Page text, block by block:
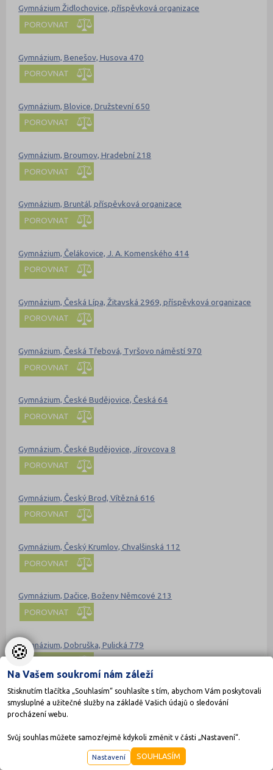
Gymnázium Židlochovice, příspěvková organizace
POROVNAT
Gymnázium, Benešov, Husova 470
POROVNAT
Gymnázium, Blovice, Družstevní 650
POROVNAT
Gymnázium, Broumov, Hradební 218
POROVNAT
Gymnázium, Bruntál, příspěvková organizace
POROVNAT
Gymnázium, Čelákovice, J. A. Komenského 414
POROVNAT
Gymnázium, Česká Lípa, Žitavská 2969, příspěvková organizace
POROVNAT
Gymnázium, Česká Třebová, Tyršovo náměstí 970
POROVNAT
Gymnázium, České Budějovice, Česká 64
POROVNAT
Gymnázium, České Budějovice, Jírovcova 8
POROVNAT
Gymnázium, Český Brod, Vítězná 616
POROVNAT
Gymnázium, Český Krumlov, Chvalšinská 112
POROVNAT
Gymnázium, Dačice, Boženy Němcové 213
POROVNAT
Gymnázium, Dobruška, Pulická 779
POROVNAT
Gymnázium, Frýdlant, Mládeže 884, příspěvková organizace
POROVNAT
Gymnázium, Havířov-Město, Komenského 2, příspěvková
🍪
Na Vašem soukromí nám záleží
Stisknutím tlačítka „Souhlasím“ souhlasíte s tím, abychom Vám poskytovali
smysluplné a užitečné služby na základě Vašich údajů o sledování
procházení webu.
Svůj souhlas můžete samozřejmě kdykoli změnit v části „Nastavení“.
Nastavení SOUHLASÍM